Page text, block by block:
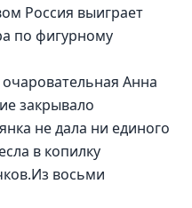
Россия выиграет
по фигурному
Анна
закрывало
не дала ни единого
в копилку
восьми